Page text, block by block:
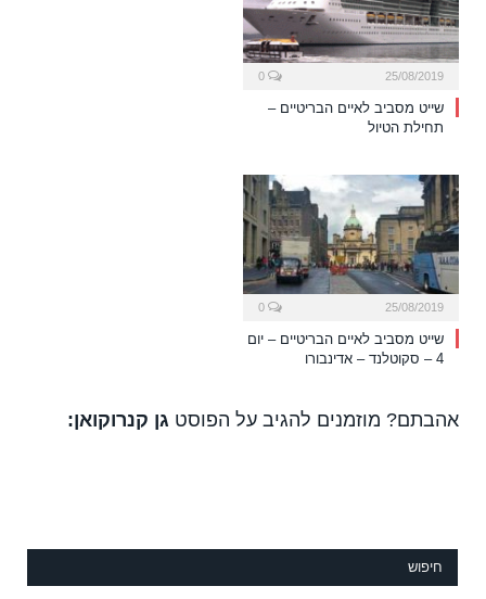
25/08/2019
שייט מסביב לאיים הבריטיים –
תחילת הטיול
25/08/2019
שייט מסביב לאיים הבריטיים – יום
4 – סקוטלנד – אדינבורו
אהבתם? מוזמנים להגיב על הפוסט גן קנרוקואן:
חיפוש